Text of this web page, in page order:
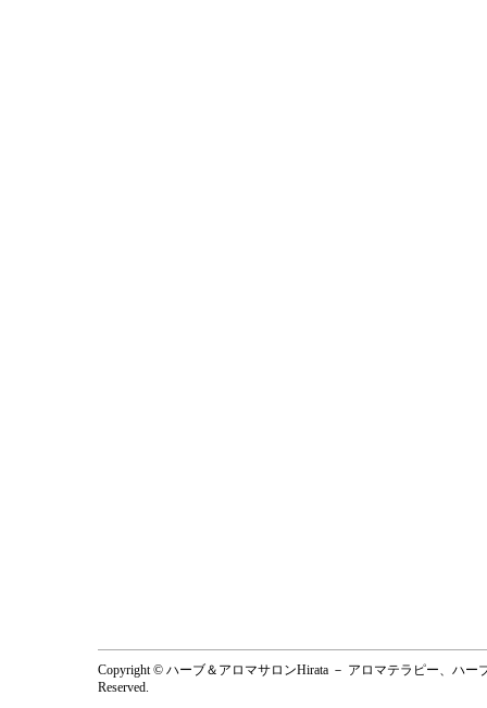
Copyright © ハーブ＆アロマサロンHirata － アロマテラピー、ハ
Reserved.